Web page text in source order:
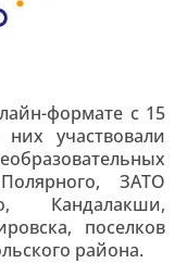
формате с 15
участвовали
ЗАТО
Кандалакши,
поселков
района.